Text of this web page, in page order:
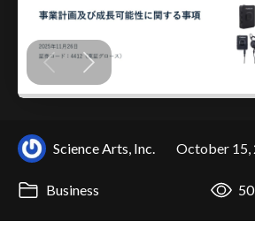
Science Arts, Inc. October 15,
Business